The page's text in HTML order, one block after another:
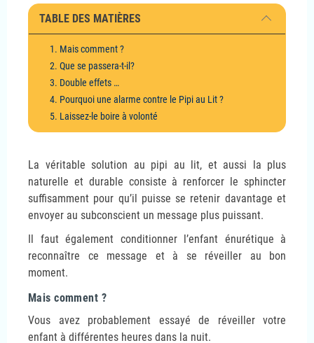
TABLE DES MATIÈRES
1. Mais comment ?
2. Que se passera-t-il?
3. Double effets …
4. Pourquoi une alarme contre le Pipi au Lit ?
5. Laissez-le boire à volonté
La véritable solution au pipi au lit, et aussi la plus
naturelle et durable consiste à renforcer le sphincter
suffisamment pour qu’il puisse se retenir davantage et
envoyer au subconscient un message plus puissant.
Il faut également conditionner l’enfant énurétique à
reconnaître ce message et à se réveiller au bon
moment.
Mais comment ?
Vous avez probablement essayé de réveiller votre
enfant à différentes heures dans la nuit.